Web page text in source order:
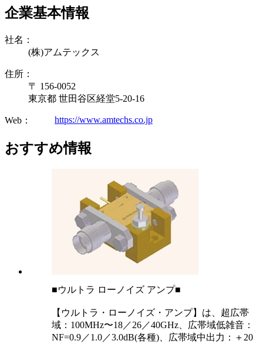
企業基本情報
社名：
(株)アムテックス
住所：
〒 156-0052
東京都 世田谷区経堂5-20-16
Web： https://www.amtechs.co.jp
おすすめ情報
■ウルトラ ローノイズ アンプ■
【ウルトラ・ローノイズ・アンプ】は、超広帯
域：100MHz〜18／26／40GHz、広帯域低雑音：
NF=0.9／1.0／3.0dB(各種)、広帯域中出力：＋20